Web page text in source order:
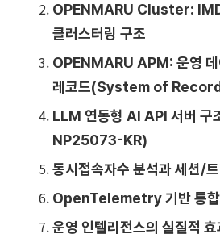
OPENMARU Cluster:
클러스터링 구조
OPENMARU APM: 운영 데
레코드(System of
LLM 연동형 AI API 서버 구
NP25073-KR)
동시접속자수 분석과 세션/
OpenTelemetry 기반 통합
운영 인텔리전스의 실질적 효